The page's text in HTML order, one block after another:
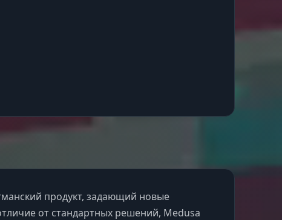
продукт, задающий новые
от стандартных решений, Medusa